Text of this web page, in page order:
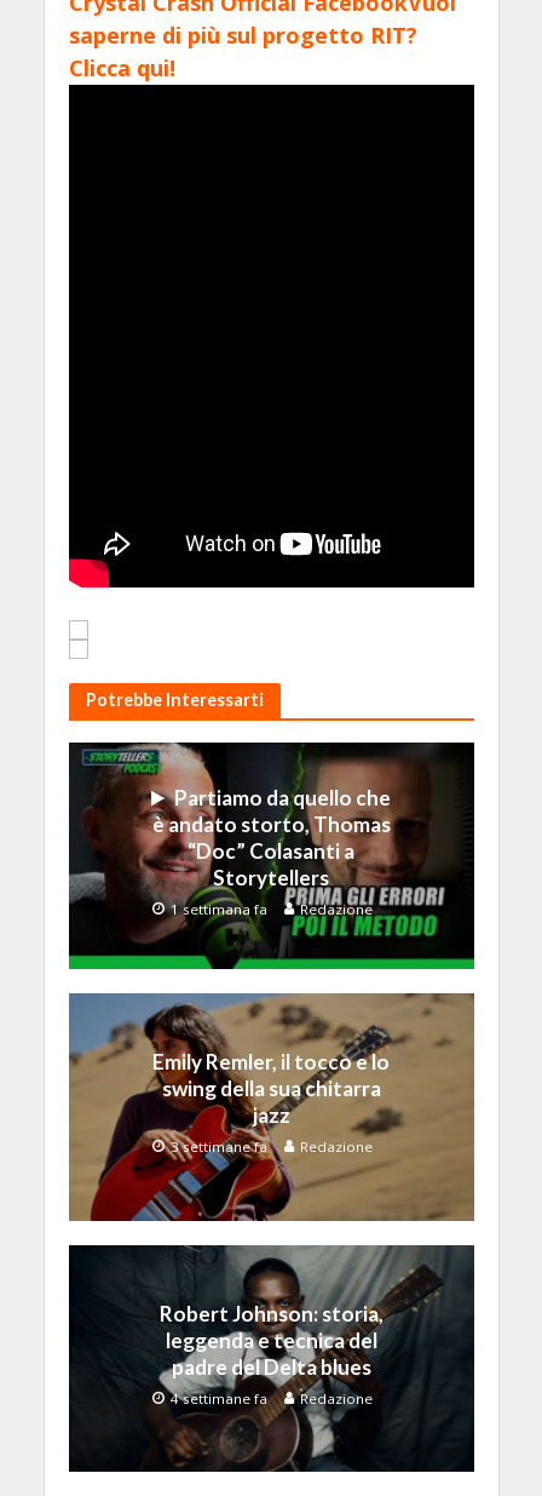
saperne di più sul progetto RIT?
Clicca qui!
Potrebbe Interessarti
Partiamo da quello che
è andato storto, Thomas
“Doc” Colasanti a
Storytellers
1 settimana fa Redazione
Emily Remler, il tocco e lo
swing della sua chitarra
jazz
3 settimane fa Redazione
Robert Johnson: storia,
leggenda e tecnica del
padre del Delta blues
4 settimane fa Redazione